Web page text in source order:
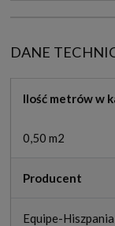
DANE
Ilość metrów w
0,50 m2
Producent
Equipe-Hiszpania